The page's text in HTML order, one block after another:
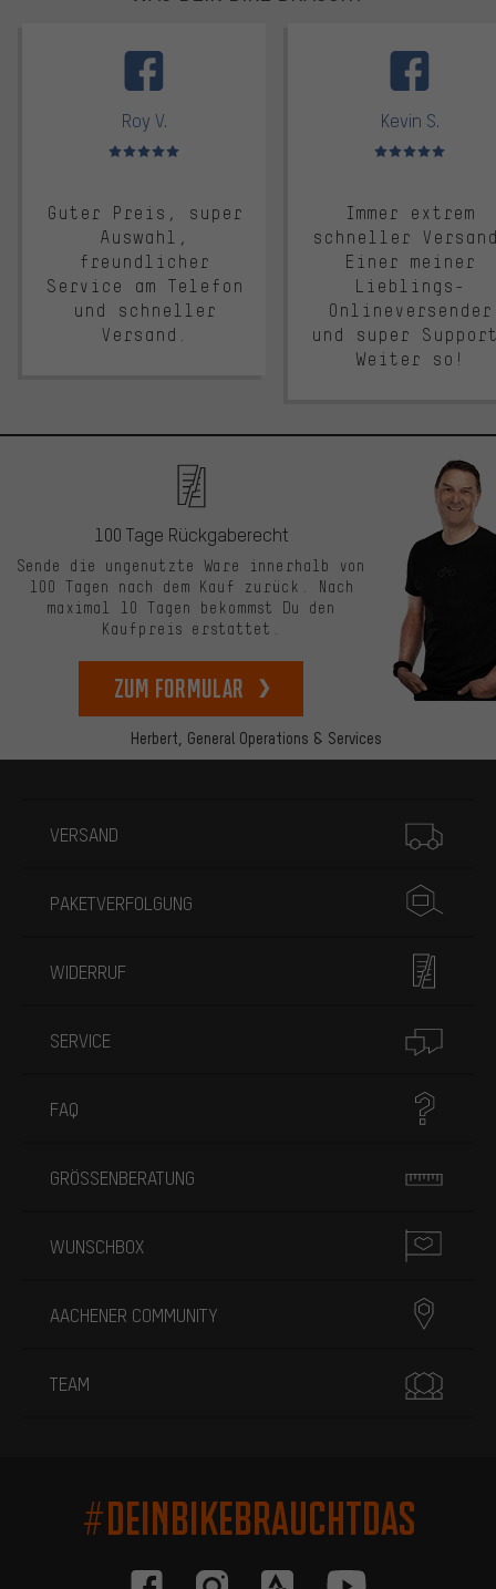
Roy V.
Bewertungen: 5 von 5
Guter Preis, super
Auswahl,
freundlicher
Service am Telefon
und schneller
Versand.
Kevin S.
Bewertungen: 5 von 5
Immer extrem
schneller
Einer meiner
Lieblings-
Onlineversender
und super
Weiter so!
Herbert, General Operations & Services
100 Tage Rückgaberecht
Sende die ungenutzte Ware innerhalb von
100 Tagen nach dem Kauf zurück. Nach
maximal 10 Tagen bekommst Du den
Kaufpreis erstattet.
zum Formular
VERSAND
PAKETVERFOLGUNG
WIDERRUF
SERVICE
FAQ
GRÖSSENBERATUNG
WUNSCHBOX
AACHENER COMMUNITY
TEAM
#DEINBIKEBRAUCHTDAS